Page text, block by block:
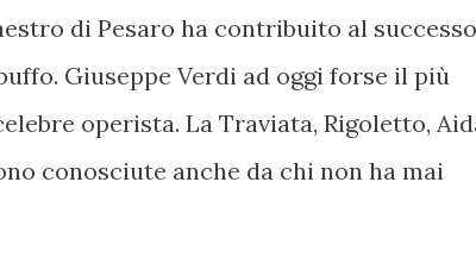
di Pesaro ha contribuito al successo
Giuseppe Verdi ad oggi forse il più
operista. La Traviata, Rigoletto,
conosciute anche da chi non ha mai